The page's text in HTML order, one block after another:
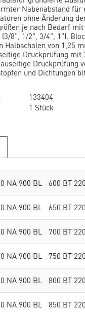
Nabenabstand für
ohne Änderung
je nach Bedarf
(3/8", 1/2", 3/4", 1").
Halbschalen von 1,25
Druckprüfung mit
Druckprüfung
und Dichtungen
133404
1 Stück
NA 900 BL 600 BT 220
NA 900 BL 650 BT 220
NA 900 BL 700 BT 220
NA 900 BL 750 BT 220
NA 900 BL 800 BT 220
NA 900 BL 850 BT 220